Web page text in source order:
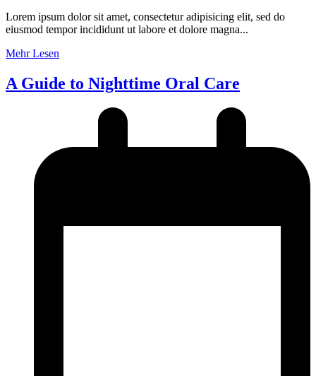
Lorem ipsum dolor sit amet, consectetur adipisicing elit, sed do
eiusmod tempor incididunt ut labore et dolore magna...
Mehr Lesen
A Guide to Nighttime Oral Care